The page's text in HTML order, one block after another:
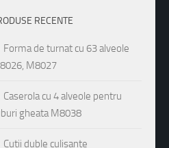
RECENTE
Forma de turnat cu 63 alveole
M8027
Caserola cu 4 alveole pentru
gheata M8038
Cutii duble culisante